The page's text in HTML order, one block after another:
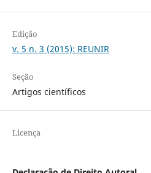
Edição
v. 5 n. 3 (2015): REUNIR
Seção
Artigos científicos
Licença